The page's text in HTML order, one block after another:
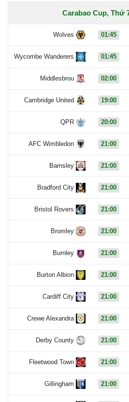
Carabao Cup, Thứ
Wolves 01:45
Wycombe Wanderers 01:45
Middlesbrou 02:00
Cambridge United 19:00
QPR 20:00
AFC Wimbledon 21:00
Barnsley 21:00
Bradford City 21:00
Bristol Rovers 21:00
Bromley 21:00
Burnley 21:00
Burton Albion 21:00
Cardiff City 21:00
Crewe Alexandra 21:00
Derby County 21:00
Fleetwood Town 21:00
Gillingham 21:00